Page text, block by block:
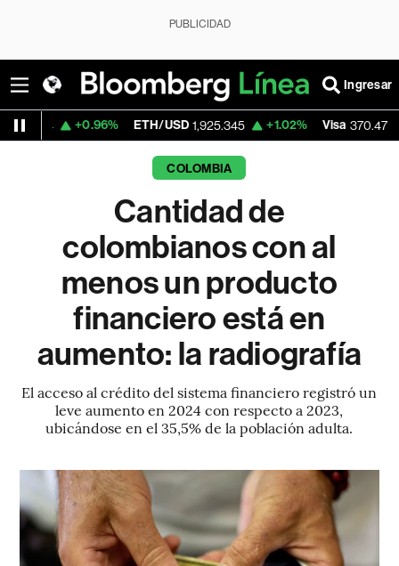
PUBLICIDAD
Ingresar
+0.96% ETH/USD 1,925.345 +1.02% Visa 370.47 +0.52%
COLOMBIA
Cantidad de
colombianos con al
menos un producto
financiero está en
aumento: la radiografía
El acceso al crédito del sistema financiero registró un
leve aumento en 2024 con respecto a 2023,
ubicándose en el 35,5% de la población adulta.